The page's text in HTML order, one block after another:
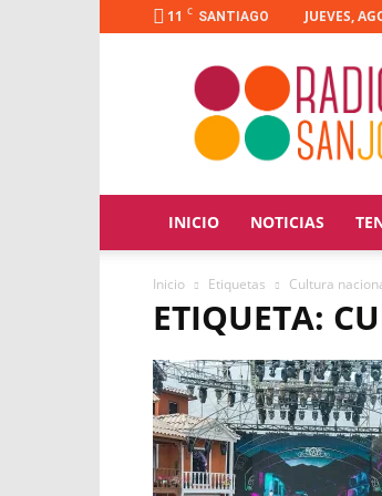
11 C SANTIAGO JUEVES,
Radio
INICIO NOTICIAS
Inicio Etiquetas Cultura
ETIQUETA: